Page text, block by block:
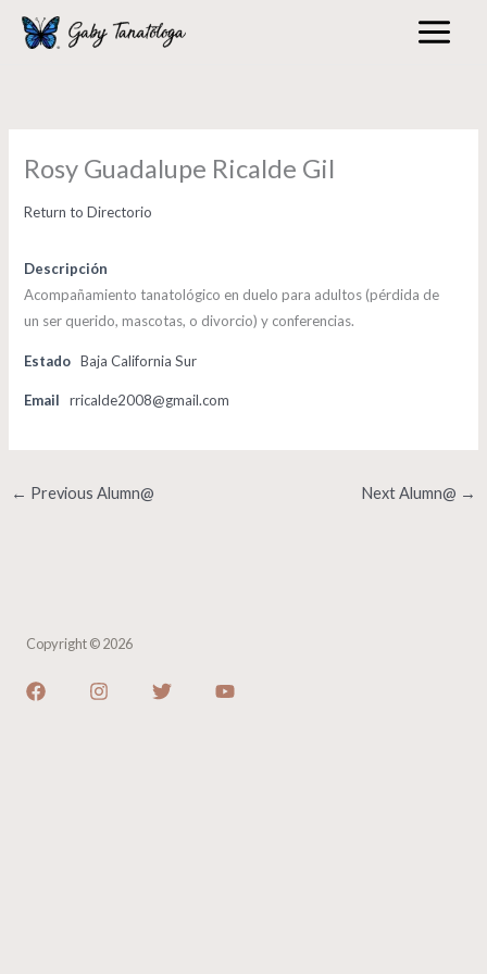
Rosy Guadalupe Ricalde Gil
Return to Directorio
Descripción
Acompañamiento tanatológico en duelo para adultos (pérdida de
un ser querido, mascotas, o divorcio) y conferencias.
Estado Baja California Sur
Email rricalde2008@gmail.com
← Previous Alumn@ Next Alumn@ →
Copyright © 2026